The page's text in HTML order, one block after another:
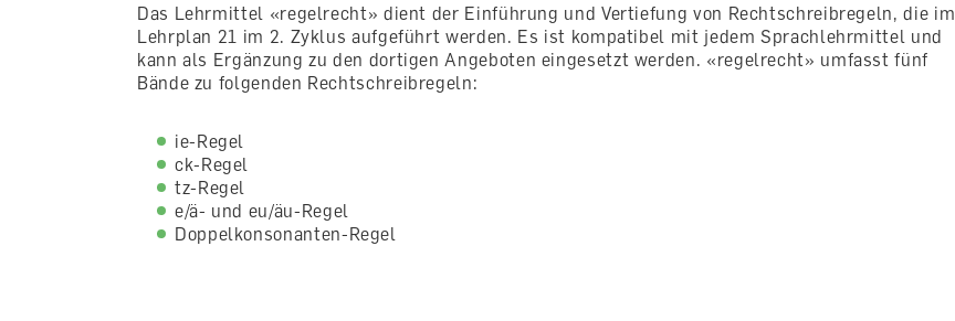
Das Lehrmittel «regelrecht» dient der Einführung und Vertiefung von Rechtschreibregeln, die im
Lehrplan 21 im 2. Zyklus aufgeführt werden. Es ist kompatibel mit jedem Sprachlehrmittel und
kann als Ergänzung zu den dortigen Angeboten eingesetzt werden. «regelrecht» umfasst fünf
Bände zu folgenden Rechtschreibregeln:
ie-Regel
ck-Regel
tz-Regel
e/ä- und eu/äu-Regel
Doppelkonsonanten-Regel